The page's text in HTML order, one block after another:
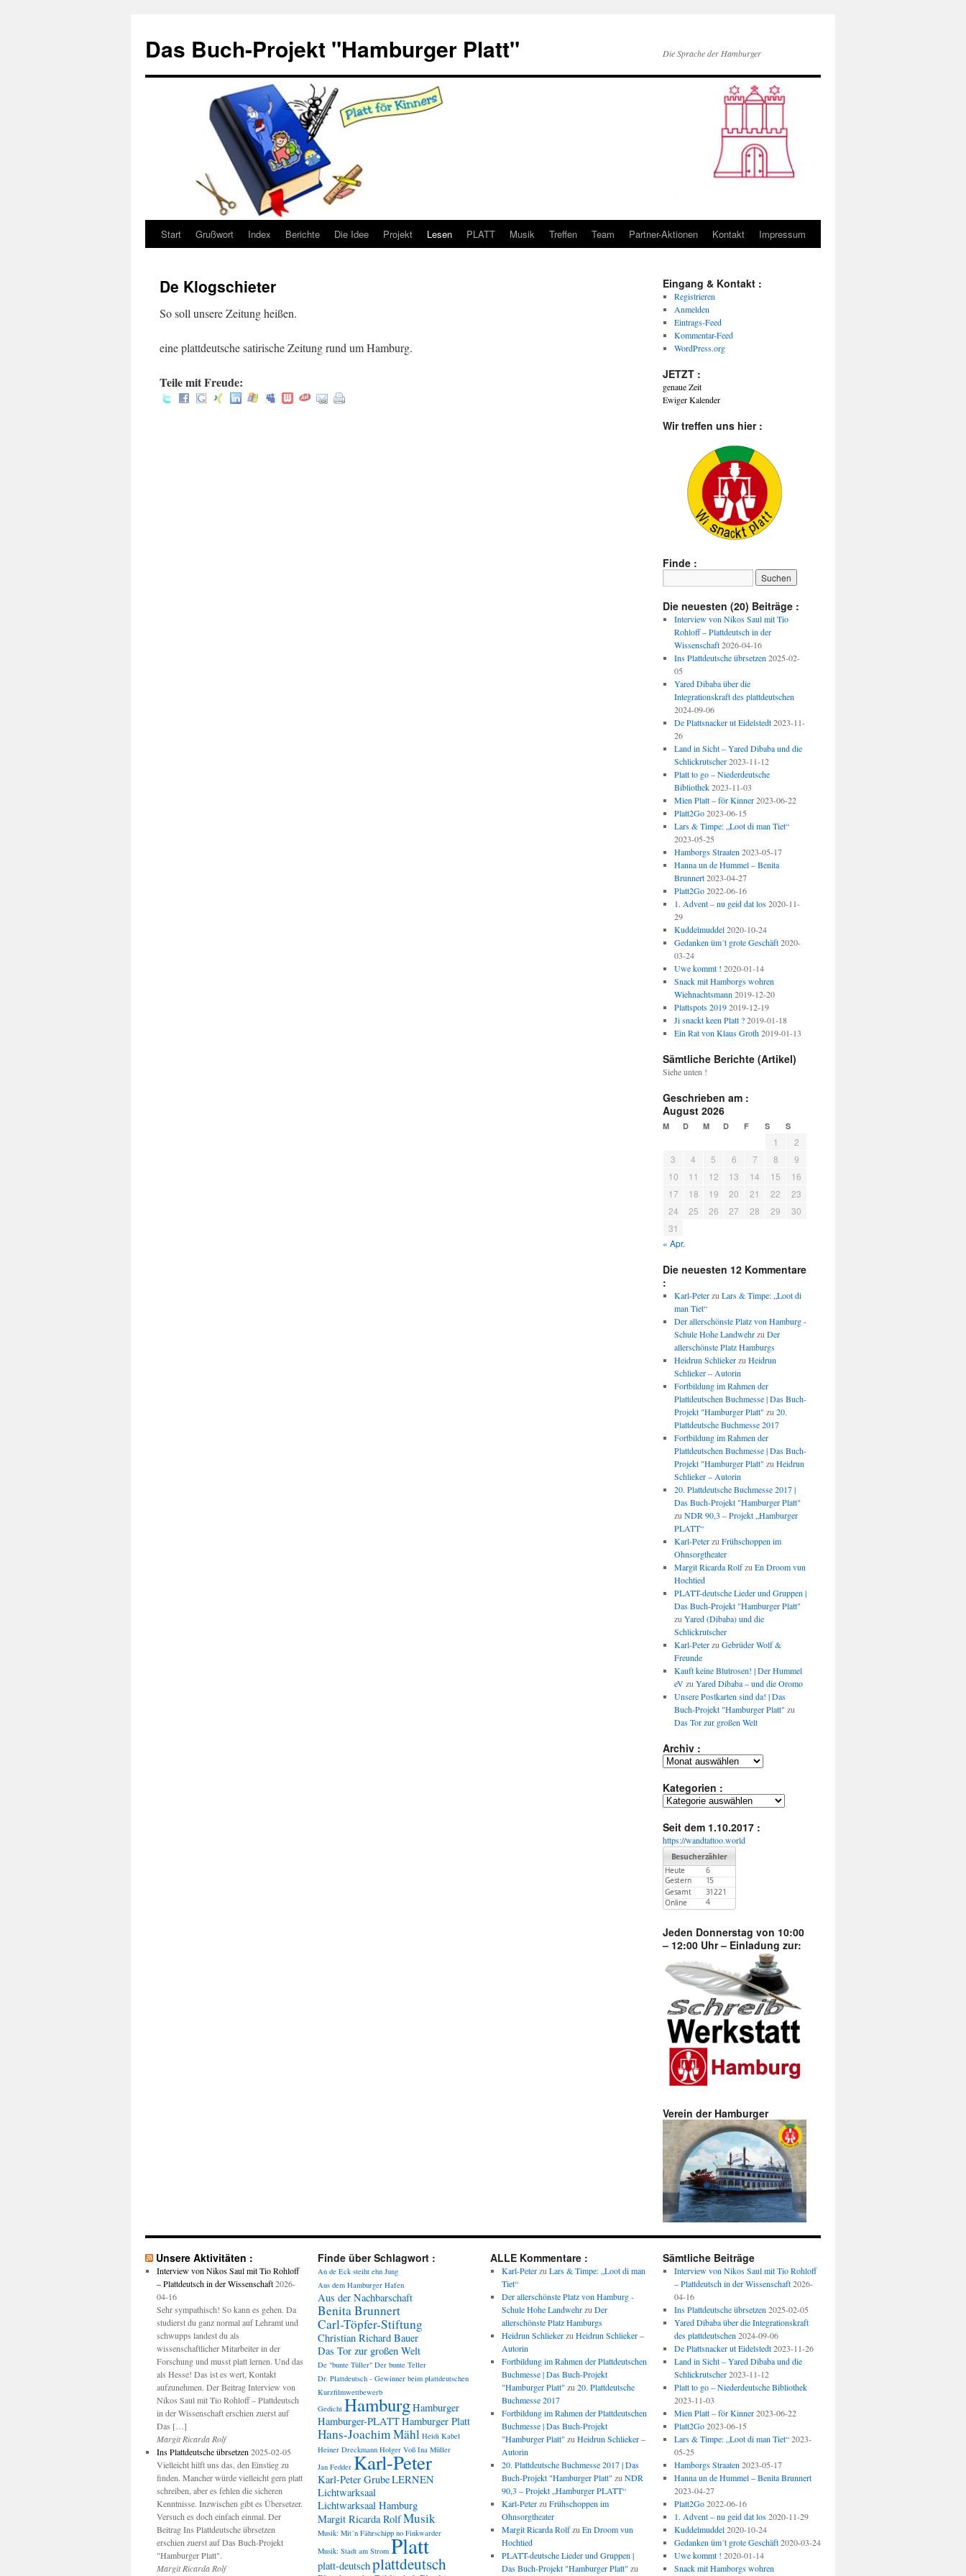
springen
Das Buch-Projekt "Hamburger Platt" Die Sprache der Hamburger
Start Grußwort Index Berichte Die Idee Projekt Lesen PLATT Musik Treffen Team Partner-Aktionen Kontakt Impressum
De Klogschieter
So soll unsere Zeitung heißen.
eine plattdeutsche satirische Zeitung rund um Hamburg.
Teile mit Freude:
Eingang & Kontakt :
Registrieren
Anmelden
Eintrags-Feed
Kommentar-Feed
WordPress.org
JETZT :
genaue Zeit
Ewiger Kalender
Wir treffen uns hier :
Finde :
Die neuesten (20) Beiträge :
Interview von Nikos Saul mit Tio
Rohloff – Plattdeutsch in der
Wissenschaft 2026-04-16
Ins Plattdeutsche übrsetzen 2025-02-
05
Yared Dibaba über die
Integrationskraft des plattdeutschen
2024-09-06
De Plattsnacker ut Eidelstedt 2023-11-
26
Land in Sicht – Yared Dibaba und die
Schlickrutscher 2023-11-12
Platt to go – Niederdeutsche
Bibliothek 2023-11-03
Mien Platt – för Kinner 2023-06-22
Platt2Go 2023-06-15
Lars & Timpe: „Loot di man Tiet“
2023-05-25
Hamborgs Straaten 2023-05-17
Hanna un de Hummel – Benita
Brunnert 2023-04-27
Platt2Go 2022-06-16
1. Advent – nu geid dat los 2020-11-
29
Kuddelmuddel 2020-10-24
Gedanken üm´t grote Geschäft 2020-
03-24
Uwe kommt ! 2020-01-14
Snack mit Hamborgs wohren
Wiehnachtsmann 2019-12-20
Plattspots 2019 2019-12-19
Ji snackt keen Platt ? 2019-01-18
Ein Rat von Klaus Groth 2019-01-13
Sämtliche Berichte (Artikel)
Siehe unten !
Geschrieben am :
August 2026
M D M D F S S
1
2
3
4 5 6 7 8
9
10
11 12 13 14 15
16
17
18 19 20 21 22
23
24
25 26 27 28 29
30
31
« Apr.
Die neuesten 12 Kommentare
:
Karl-PeterzuLars & Timpe: „Loot di
man Tiet“
Der allerschönste Platz von Hamburg -
Schule Hohe LandwehrzuDer
allerschönste Platz Hamburgs
Heidrun SchliekerzuHeidrun
Schlieker – Autorin
Fortbildung im Rahmen der
Plattdeutschen Buchmesse | Das Buch-
Projekt "Hamburger Platt" zu20.
Plattdeutsche Buchmesse 2017
Fortbildung im Rahmen der
Plattdeutschen Buchmesse | Das Buch-
Projekt "Hamburger Platt" zuHeidrun
Schlieker – Autorin
20. Plattdeutsche Buchmesse 2017 |
Das Buch-Projekt "Hamburger Platt"
zuNDR 90,3 – Projekt „Hamburger
PLATT“
Karl-PeterzuFrühschoppen im
Ohnsorgtheater
Margit Ricarda RolfzuEn Droom vun
Hochtied
PLATT-deutsche Lieder und Gruppen |
Das Buch-Projekt "Hamburger Platt"
zuYared (Dibaba) und die
Schlickrutscher
Karl-PeterzuGebrüder Wolf &
Freunde
Kauft keine Blutrosen! | Der Hummel
eVzuYared Dibaba – und die Oromo
Unsere Postkarten sind da! | Das
Buch-Projekt "Hamburger Platt" zu
Das Tor zur großen Welt
Archiv :
Archiv
Kategorien :
Kategorien
Seit dem 1.10.2017 :
https://wandtattoo.world
Jeden Donnerstag von 10:00
– 12:00 Uhr – Einladung zur:
Verein der Hamburger
Unsere Aktivitäten :
Interview von Nikos Saul mit Tio Rohloff
– Plattdeutsch in der Wissenschaft 2026-
04-16
Sehr sympathisch! So kann es gehen. Da
studierst du ganz normal auf Lehramt und
schwupps landest du als
wissenschaftlicher Mitarbeiter in der
Forschung und musst platt lernen. Und das
als Hesse! Das ist es wert, Kontakt
aufzunehmen. Der Beitrag Interview von
Nikos Saul mit Tio Rohloff – Plattdeutsch
in der Wissenschaft erschien zuerst auf
Das […]
Margit Ricarda Rolf
Ins Plattdeutsche übrsetzen 2025-02-05
Vielleicht hilft uns das, den Einstieg zu
finden. Mancher würde vielleicht gern platt
schreiben, aber es fehlen die sicheren
Kenntnisse. Inzwischen gibt es Übersetzer.
Versuch es doch einfach einmal. Der
Beitrag Ins Plattdeutsche übrsetzen
erschien zuerst auf Das Buch-Projekt
"Hamburger Platt".
Margit Ricarda Rolf
Finde über Schlagwort :
An de Eck steiht ehn Jung
Aus dem Hamburger Hafen
Aus der Nachbarschaft
Benita Brunnert
Carl-Töpfer-Stiftung
Christian Richard Bauer
Das Tor zur großen Welt
De "bunte Tüller" Der bunte Teller
Dr. Plattdeutsch - Gewinner beim plattdeutschen
Kurzfilmwettbewerb
Gedicht HamburgHamburger
Hamburger-PLATTHamburger Platt
Hans-Joachim Mähl Heidi Kabel
Heiner Dreckmann Holger Voß Ina Müller
Jan Fedder Karl-Peter
Karl-Peter GrubeLERNEN
Lichtwarksaal
Lichtwarksaal Hamburg
Margit Ricarda RolfMusik
Musik: Mit´n Fährschipp no Finkwarder
Musik: Stadt am Strom Platt
platt-deutschplattdeutsch
ALLE Kommentare :
Karl-Peterzu Lars & Timpe: „Loot di man
Tiet“
Der allerschönste Platz von Hamburg -
Schule Hohe Landwehrzu Der
allerschönste Platz Hamburgs
Heidrun Schliekerzu Heidrun Schlieker –
Autorin
Fortbildung im Rahmen der Plattdeutschen
Buchmesse | Das Buch-Projekt
"Hamburger Platt" zu 20. Plattdeutsche
Buchmesse 2017
Fortbildung im Rahmen der Plattdeutschen
Buchmesse | Das Buch-Projekt
"Hamburger Platt" zu Heidrun Schlieker –
Autorin
20. Plattdeutsche Buchmesse 2017 | Das
Buch-Projekt "Hamburger Platt" zu NDR
90,3 – Projekt „Hamburger PLATT“
Karl-Peterzu Frühschoppen im
Ohnsorgtheater
Margit Ricarda Rolfzu En Droom vun
Hochtied
PLATT-deutsche Lieder und Gruppen |
Das Buch-Projekt "Hamburger Platt" zu
Sämtliche Beiträge
Interview von Nikos Saul mit Tio Rohloff
– Plattdeutsch in der Wissenschaft 2026-
04-16
Ins Plattdeutsche übrsetzen 2025-02-05
Yared Dibaba über die Integrationskraft
des plattdeutschen 2024-09-06
De Plattsnacker ut Eidelstedt 2023-11-26
Land in Sicht – Yared Dibaba und die
Schlickrutscher 2023-11-12
Platt to go – Niederdeutsche Bibliothek
2023-11-03
Mien Platt – för Kinner 2023-06-22
Platt2Go 2023-06-15
Lars & Timpe: „Loot di man Tiet“ 2023-
05-25
Hamborgs Straaten 2023-05-17
Hanna un de Hummel – Benita Brunnert
2023-04-27
Platt2Go 2022-06-16
1. Advent – nu geid dat los 2020-11-29
Kuddelmuddel 2020-10-24
Gedanken üm´t grote Geschäft 2020-03-24
Uwe kommt ! 2020-01-14
Snack mit Hamborgs wohren